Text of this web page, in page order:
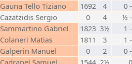
Gauna Tello Tiziano 1692 4 0
Cazatzidis Sergio 0 4 ½
Sammartino Gabriel 1823 3½ 1
Colaneri Matias 1811 3 1
Galperin Manuel 0 2 0
Cadranel Samuel 1544 2½ 0